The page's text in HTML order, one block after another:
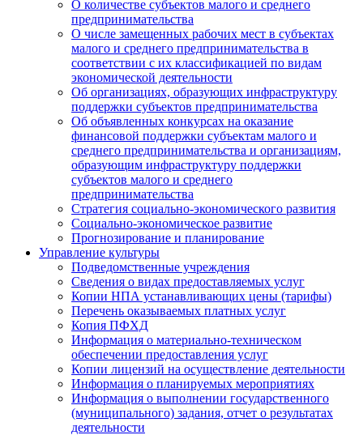
О количестве субъектов малого и среднего
предпринимательства
О числе замещенных рабочих мест в субъектах
малого и среднего предпринимательства в
соответствии с их классификацией по видам
экономической деятельности
Об организациях, образующих инфраструктуру
поддержки субъектов предпринимательства
Об объявленных конкурсах на оказание
финансовой поддержки субъектам малого и
среднего предпринимательства и организациям,
образующим инфраструктуру поддержки
субъектов малого и среднего
предпринимательства
Стратегия социально-экономического развития
Социально-экономическое развитие
Прогнозирование и планирование
Управление культуры
Подведомственные учреждения
Сведения о видах предоставляемых услуг
Копии НПА устанавливающих цены (тарифы)
Перечень оказываемых платных услуг
Копия ПФХД
Информация о материально-техническом
обеспечении предоставления услуг
Копии лицензий на осуществление деятельности
Информация о планируемых мероприятиях
Информация о выполнении государственного
(муниципального) задания, отчет о результатах
деятельности